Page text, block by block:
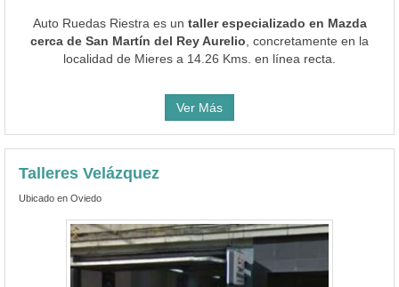
Auto Ruedas Riestra es un taller especializado en Mazda
cerca de San Martín del Rey Aurelio , concretamente en la
localidad de Mieres a 14.26 Kms. en línea recta.
Ver Más
Talleres Velázquez
Ubicado en Oviedo